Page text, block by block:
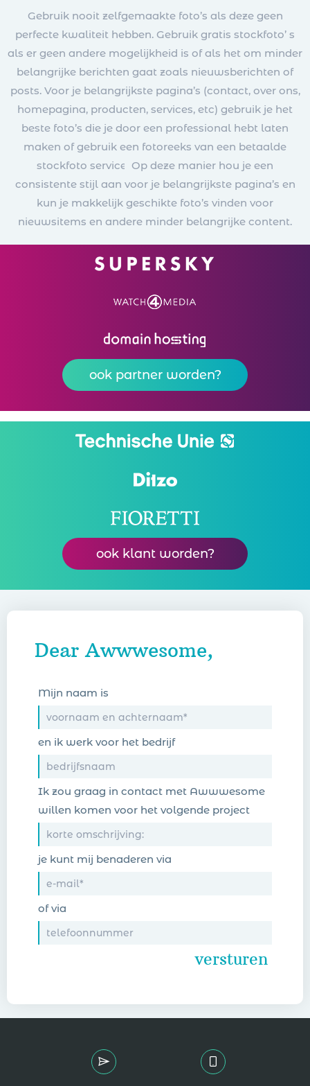
Gebruik nooit zelfgemaakte foto’s als deze geen
perfecte kwaliteit hebben. Gebruik gratis stockfoto’ s
als er geen andere mogelijkheid is of als het om minder
belangrijke berichten gaat zoals nieuwsberichten of
posts. Voor je belangrijkste pagina’s (contact, over ons,
homepagina, producten, services, etc) gebruik je het
beste foto’s die je door een professional hebt laten
maken of gebruik een fotoreeks van een betaalde
stockfoto service. Op deze manier hou je een
consistente stijl aan voor je belangrijkste pagina’s en
kun je makkelijk geschikte foto’s vinden voor
nieuwsitems en andere minder belangrijke content.
ook partner worden?
ook klant worden?
Dear Awwwesome,
Mijn naam is
en ik werk voor het bedrijf
Ik zou graag in contact met Awwwesome
willen komen voor het volgende project
je kunt mij benaderen via
of via